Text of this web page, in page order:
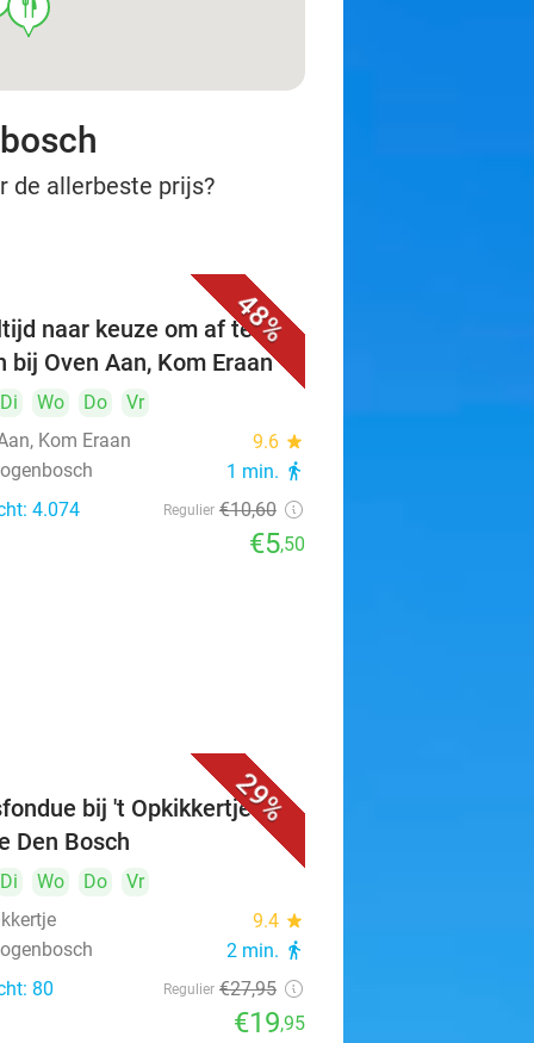
food
de allerbeste prijs?
48%
naar keuze om af te
bij Oven Aan, Kom Eraan
Di Wo Do
Vr
Kom Eraan
9.6 star
1 min. directions_walk
4.074 Regulier €10,60
€5,50
29%
bij 't Opkikkertje in
Den Bosch
Di Wo Do
Vr
9.4 star
2 min. directions_walk
80 Regulier €27,95
€19,95